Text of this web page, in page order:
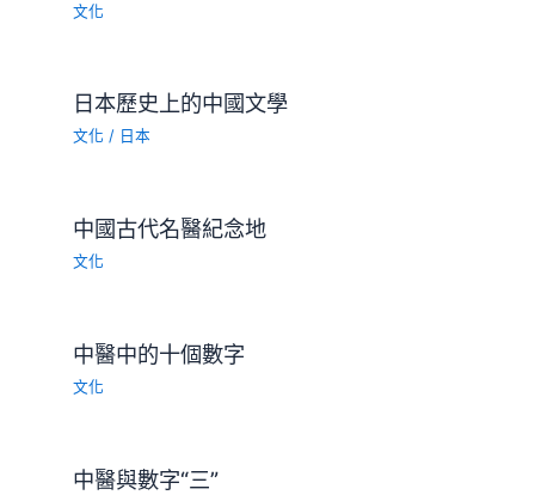
文化
日本歷史上的中國文學
文化 / 日本
中國古代名醫紀念地
文化
中醫中的十個數字
文化
中醫與數字“三”